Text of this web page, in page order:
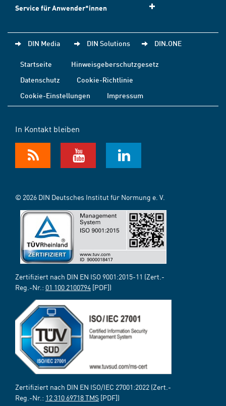
Service für Anwender*innen
DIN Media DIN Solutions DIN.ONE
Startseite
Hinweisgeberschutzgesetz
Datenschutz
Cookie-Richtlinie
Cookie-Einstellungen
Impressum
In Kontakt bleiben
© 2026 DIN Deutsches Institut für Normung e. V.
Zertifiziert nach DIN EN ISO 9001:2015-11 (Zert.-
Reg.-Nr.: 01 100 2100794 [PDF])
Zertifiziert nach DIN EN ISO/IEC 27001:2022 (Zert.-
Reg.-Nr.: 12 310 69718 TMS [PDF])